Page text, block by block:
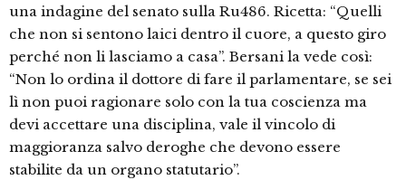
una indagine del senato sulla Ru486. Ricetta: “Quelli
che non si sentono laici dentro il cuore, a questo giro
perché non li lasciamo a casa”. Bersani la vede così:
“Non lo ordina il dottore di fare il parlamentare, se sei
lì non puoi ragionare solo con la tua coscienza ma
devi accettare una disciplina, vale il vincolo di
maggioranza salvo deroghe che devono essere
stabilite da un organo statutario”.